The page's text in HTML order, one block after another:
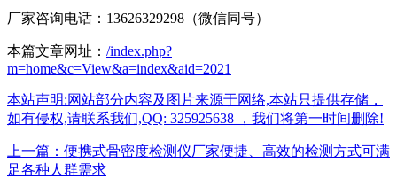
厂家咨询电话：13626329298（微信同号）
本篇文章网址： /index.php?
m=home&c=View&a=index&aid=2021
本站声明:网站部分内容及图片来源于网络,本站只提供存储，
如有侵权,请联系我们,QQ: 325925638 ，我们将第一时间删除!
上一篇：便携式骨密度检测仪厂家便捷、高效的检测方式可满
足各种人群需求